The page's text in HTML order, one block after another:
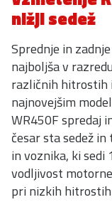
nižji sedež
Sprednje in
najboljša v
različnih hitrostih
najnovejšim
WR450F spredaj
česar sta sedež
in voznika, ki sedi
vodljivost
pri nizkih